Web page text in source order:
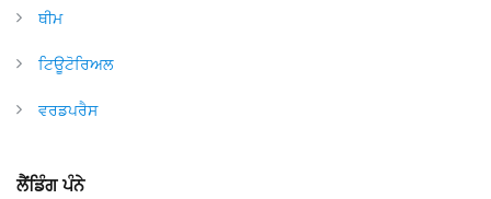
ਥੀਮ
ਟਿਊਟੋਰਿਅਲ
ਵਰਡਪਰੈਸ
ਲੈਂਡਿੰਗ ਪੰਨੇ